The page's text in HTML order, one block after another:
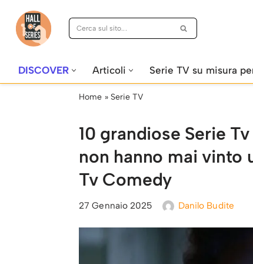
Vai
DISCOVER Articoli Serie TV su misura
Home » Serie TV
10 grandiose Serie
non hanno mai vinto
Tv Comedy
27 Gennaio 2025 Danilo Budite